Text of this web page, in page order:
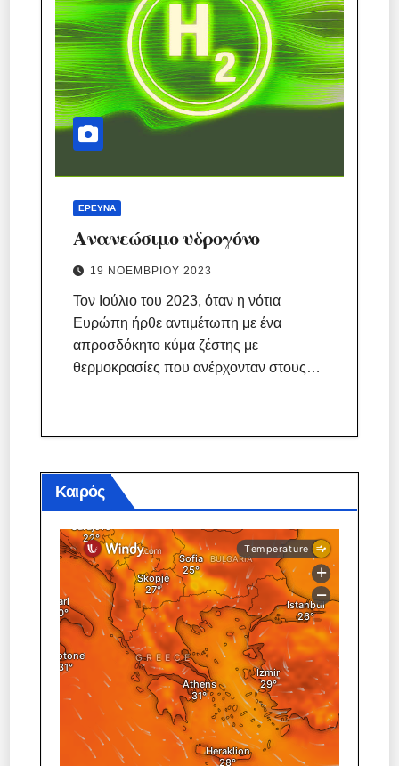
ΈΡΕΥΝΑ
Ανανεώσιμο υδρογόνο
19 ΝΟΕΜΒΡΊΟΥ 2023
Τον Ιούλιο του 2023, όταν η νότια
Ευρώπη ήρθε αντιμέτωπη με ένα
απροσδόκητο κύμα ζέστης με
θερμοκρασίες που ανέρχονταν στους…
Καιρός